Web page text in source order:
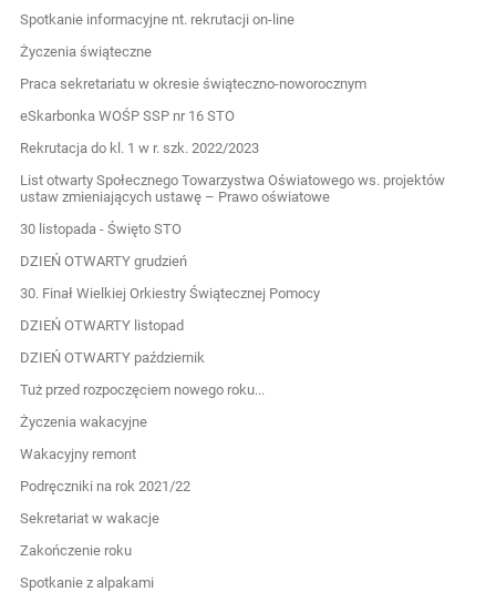
Spotkanie informacyjne nt. rekrutacji on-line
Życzenia świąteczne
Praca sekretariatu w okresie świąteczno-noworocznym
eSkarbonka WOŚP SSP nr 16 STO
Rekrutacja do kl. 1 w r. szk. 2022/2023
List otwarty Społecznego Towarzystwa Oświatowego ws. projektów
ustaw zmieniających ustawę – Prawo oświatowe
30 listopada - Święto STO
DZIEŃ OTWARTY grudzień
30. Finał Wielkiej Orkiestry Świątecznej Pomocy
DZIEŃ OTWARTY listopad
DZIEŃ OTWARTY październik
Tuż przed rozpoczęciem nowego roku...
Życzenia wakacyjne
Wakacyjny remont
Podręczniki na rok 2021/22
Sekretariat w wakacje
Zakończenie roku
Spotkanie z alpakami